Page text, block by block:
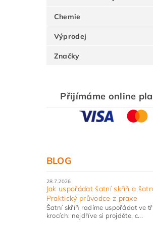
Chemie
Výprodej
Značky
Přijímáme online
BLOG
28.7.2026
Jak uspořádat šatní skříň a
Praktický průvodce z praxe
Šatní skříň radíme uspořádat ve
krocích: nejdříve si projděte, c...